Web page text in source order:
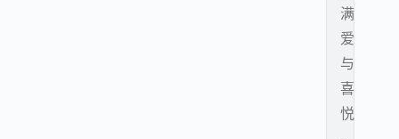
满
爱
与
喜
悦